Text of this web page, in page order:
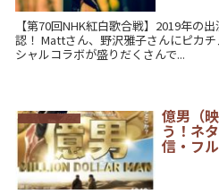
【第70回NHK紅白歌合戦】2019年の
認！ Mattさん、野沢雅子さんにピカ
シャルコラボが盛りだくさんで...
ライフハック 億男（
う！ネ
信・フル